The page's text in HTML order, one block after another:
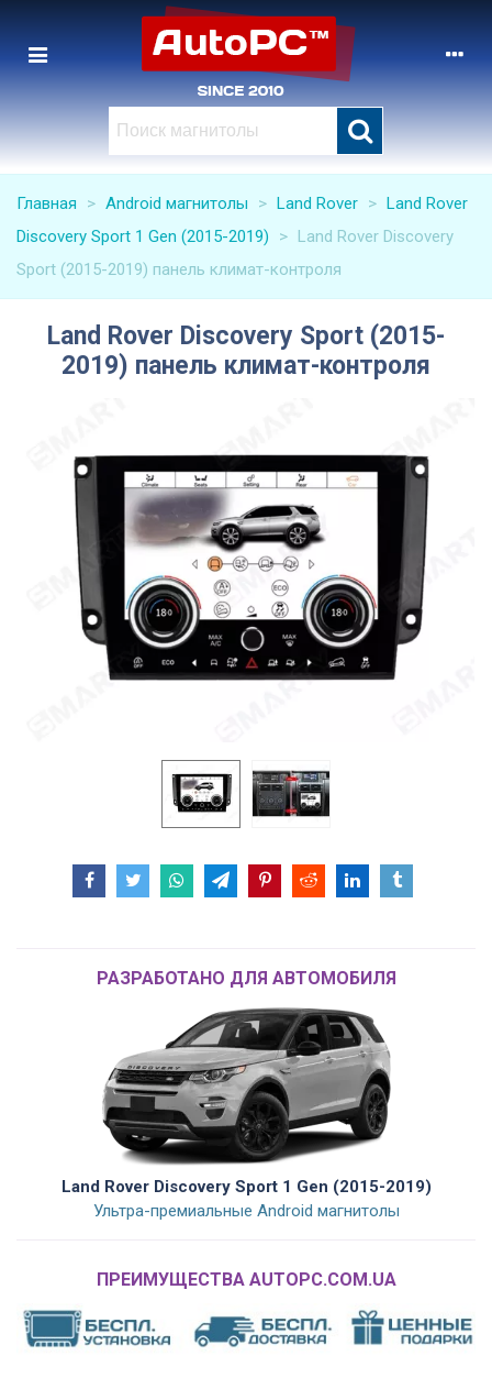
Главная > Android магнитолы > Land Rover > Land Rover
Discovery Sport 1 Gen (2015-2019)
> Land Rover Discovery
Sport (2015-2019) панель климат-контроля
Land Rover Discovery Sport (2015-
2019) панель климат-контроля
РАЗРАБОТАНО ДЛЯ АВТОМОБИЛЯ
Land Rover Discovery Sport 1 Gen (2015-2019)
Ультра-премиальные Android магнитолы
ПРЕИМУЩЕСТВА AUTOPC.COM.UA